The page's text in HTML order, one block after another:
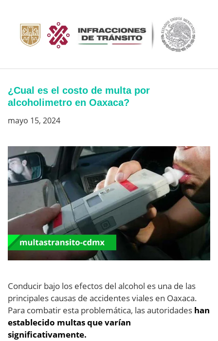
contenido
¿Cual es el costo de multa por
alcoholimetro en Oaxaca?
mayo 15, 2024
Conducir bajo los efectos del alcohol es una de las
principales causas de accidentes viales en Oaxaca.
Para combatir esta problemática, las autoridades han
establecido multas que varían
significativamente.